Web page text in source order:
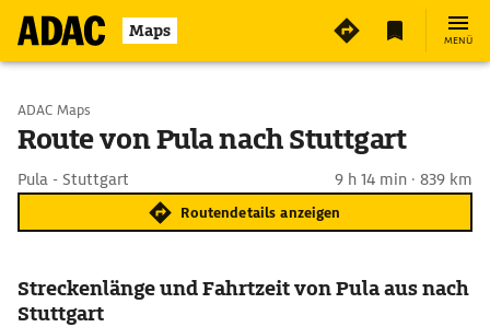
Maps MENÜ
Start wählen
ADAC Maps
Route von Pula nach Stuttgart
Pula - Stuttgart 9 h 14 min · 839 km
Routendetails anzeigen
Streckenlänge und Fahrtzeit von Pula aus nach
Stuttgart